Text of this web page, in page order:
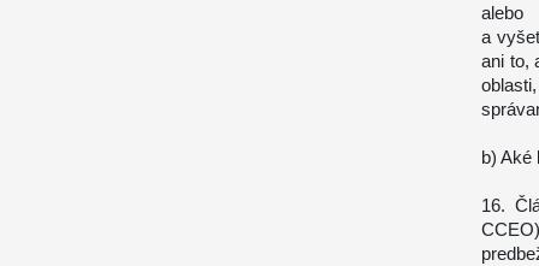
alebo
a
ani to,
b) Aké
16.